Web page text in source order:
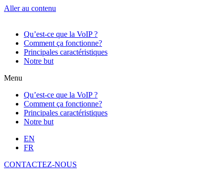
Aller au contenu
Qu’est-ce que la VoIP ?
Comment ça fonctionne?
Principales caractéristiques
Notre but
Menu
Qu’est-ce que la VoIP ?
Comment ça fonctionne?
Principales caractéristiques
Notre but
EN
FR
CONTACTEZ-NOUS